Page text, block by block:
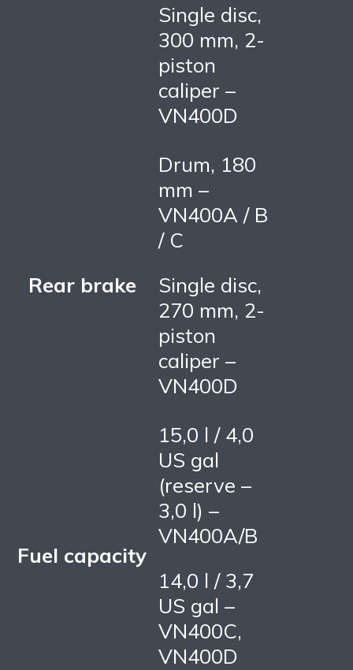
Single disc,
300 mm, 2-
piston
caliper –
VN400D
Rear brake
Drum, 180
mm –
VN400A / B
/ C
Single disc,
270 mm, 2-
piston
caliper –
VN400D
Fuel capacity
15,0 l / 4,0
US gal
(reserve –
3,0 l) –
VN400A/B
14,0 l / 3,7
US gal –
VN400C,
VN400D